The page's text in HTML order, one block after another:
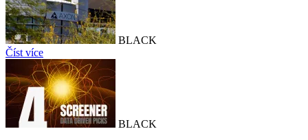
BLACK
Číst více
BLACK